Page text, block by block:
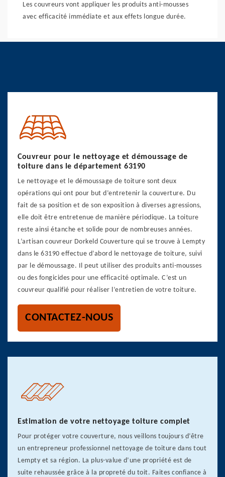
Les couvreurs vont appliquer les produits anti-mousses
avec efficacité immédiate et aux effets longue durée.
Couvreur pour le nettoyage et démoussage de
toiture dans le département 63190
Le nettoyage et le démoussage de toiture sont deux
opérations qui ont pour but d’entretenir la couverture. Du
fait de sa position et de son exposition à diverses agressions,
elle doit être entretenue de manière périodique. La toiture
reste ainsi étanche et solide pour de nombreuses années.
L’artisan couvreur Dorkeld Couverture qui se trouve à Lempty
dans le 63190 effectue d’abord le nettoyage de toiture, suivi
par le démoussage. Il peut utiliser des produits anti-mousses
ou des fongicides pour une efficacité optimale. C’est un
couvreur qualifié pour réaliser l’entretien de votre toiture.
CONTACTEZ-NOUS
Estimation de votre nettoyage toiture complet
Pour protéger votre couverture, nous veillons toujours d’être
un entrepreneur professionnel nettoyage de toiture dans tout
Lempty et sa région. La plus-value d’une propriété est de
suite rehaussée grâce à la propreté du toit. Faites confiance à